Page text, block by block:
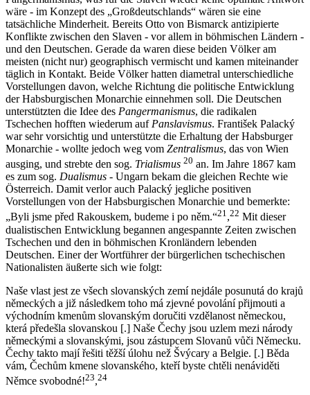
wäre - im Konzept des „Großdeutschlands“ wären sie eine
tatsächliche Minderheit. Bereits Otto von Bismarck antizipierte
Konflikte zwischen den Slaven - vor allem in böhmischen Ländern -
und den Deutschen. Gerade da waren diese beiden Völker am
meisten (nicht nur) geographisch vermischt und kamen miteinander
täglich in Kontakt. Beide Völker hatten diametral unterschiedliche
Vorstellungen davon, welche Richtung die politische Entwicklung
der Habsburgischen Monarchie einnehmen soll. Die Deutschen
unterstützten die Idee des Pangermanismus, die radikalen
Tschechen hofften wiederum auf Panslavismus. František Palacký
war sehr vorsichtig und unterstützte die Erhaltung der Habsburger
Monarchie - wollte jedoch weg vom Zentralismus, das von Wien
ausging, und strebte den sog. Trialismus 20 an. Im Jahre 1867 kam
es zum sog. Dualismus - Ungarn bekam die gleichen Rechte wie
Österreich. Damit verlor auch Palacký jegliche positiven
Vorstellungen von der Habsburgischen Monarchie und bemerkte:
„Byli jsme před Rakouskem, budeme i po něm.“21,22 Mit dieser
dualistischen Entwicklung begannen angespannte Zeiten zwischen
Tschechen und den in böhmischen Kronländern lebenden
Deutschen. Einer der Wortführer der bürgerlichen tschechischen
Nationalisten äußerte sich wie folgt:
Naše vlast jest ze všech slovanských zemí nejdále posunutá do krajů
německých a již následkem toho má zjevné povolání přijmouti a
východním kmenům slovanským doručiti vzdělanost německou,
která předešla slovanskou [.] Naše Čechy jsou uzlem mezi národy
německými a slovanskými, jsou zástupcem Slovanů vůči Německu.
Čechy takto mají řešiti těžší úlohu než Švýcary a Belgie. [.] Běda
vám, Čechům kmene slovanského, kteří byste chtěli nenáviděti
Němce svobodné!23,24